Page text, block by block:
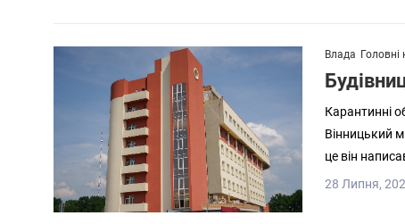
Влада Головні
Карантинні
Вінницький
це він
28 Липня,